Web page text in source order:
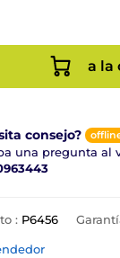
a la
consejo?
una pregunta al
: P6456